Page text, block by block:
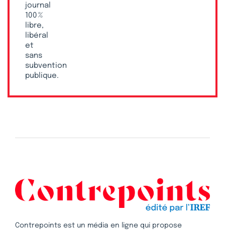
journal
100 %
libre,
libéral
et
sans
subvention
publique.
Contrepoints est un média en ligne qui propose